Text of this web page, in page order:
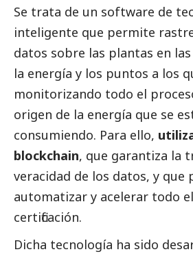
Se trata de un software de
inteligente que permite
datos sobre las plantas en
la energía y los puntos a los
monitorizando todo el
origen de la energía que se
consumiendo. Para ello,
blockchain, que garantiza la
veracidad de los datos, y que
automatizar y acelerar todo
certificación.
Dicha tecnología ha sido